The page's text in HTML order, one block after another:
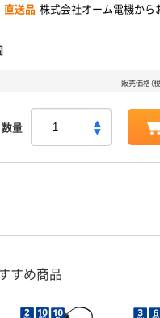
直送品 株式会社オーム電機から
販売価格（税
数量
すめ商品